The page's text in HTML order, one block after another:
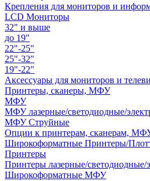
Крепления для мониторов и
LCD Мониторы
32" и выше
до 19"
22"-25"
25"-32"
19"-22"
Аксессуары для мониторов и
Принтеры, сканеры, МФУ
МФУ
МФУ лазерные/светодиодные/
МФУ Струйные
Опции к принтерам, сканерам,
Широкоформатные Принтеры/
Принтеры
Принтеры лазерные/светодиодные/
Широкоформатные МФУ